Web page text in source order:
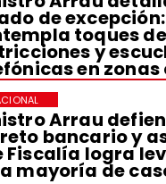
de excepción:
toques
y
en
Arrau
bancario y
Fiscalía logra
mayoría de